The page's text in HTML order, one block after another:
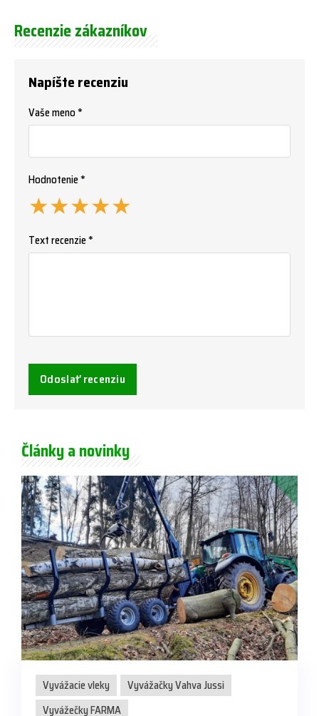
Recenzie zákazníkov
Napíšte recenziu
Vaše meno *
Hodnotenie *
★
★
★
★
★
Text recenzie *
Odoslať recenziu
Články a novinky
Vyvážacie vleky
Vyvážačky Vahva Jussi
Vyvážečky FARMA